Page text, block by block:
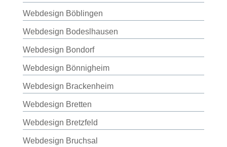
Webdesign Böblingen
Webdesign Bodeslhausen
Webdesign Bondorf
Webdesign Bönnigheim
Webdesign Brackenheim
Webdesign Bretten
Webdesign Bretzfeld
Webdesign Bruchsal